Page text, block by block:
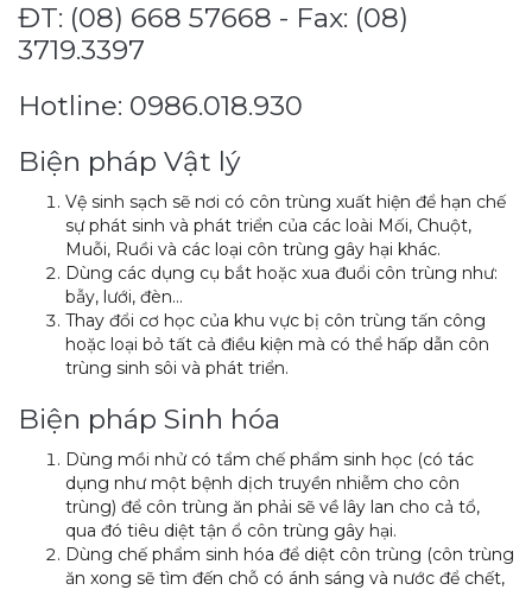
ĐT: (08) 668 57668 - Fax: (08)
3719.3397
Hotline: 0986.018.930
Biện pháp Vật lý
Vệ sinh sạch sẽ nơi có côn trùng xuất hiện để hạn chế
sự phát sinh và phát triển của các loài Mối, Chuột,
Muỗi, Ruồi và các loại côn trùng gây hại khác.
Dùng các dụng cụ bắt hoặc xua đuổi côn trùng như:
bẫy, lưới, đèn…
Thay đổi cơ học của khu vực bị côn trùng tấn công
hoặc loại bỏ tất cả điều kiện mà có thể hấp dẫn côn
trùng sinh sôi và phát triển.
Biện pháp Sinh hóa
Dùng mồi nhử có tẩm chế phẩm sinh học (có tác
dụng như một bệnh dịch truyền nhiễm cho côn
trùng) để côn trùng ăn phải sẽ về lây lan cho cả tổ,
qua đó tiêu diệt tận ổ côn trùng gây hại.
Dùng chế phẩm sinh hóa để diệt côn trùng (côn trùng
ăn xong sẽ tìm đến chỗ có ánh sáng và nước để chết,